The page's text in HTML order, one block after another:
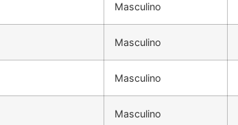
Masculino
Masculino
Masculino
Masculino